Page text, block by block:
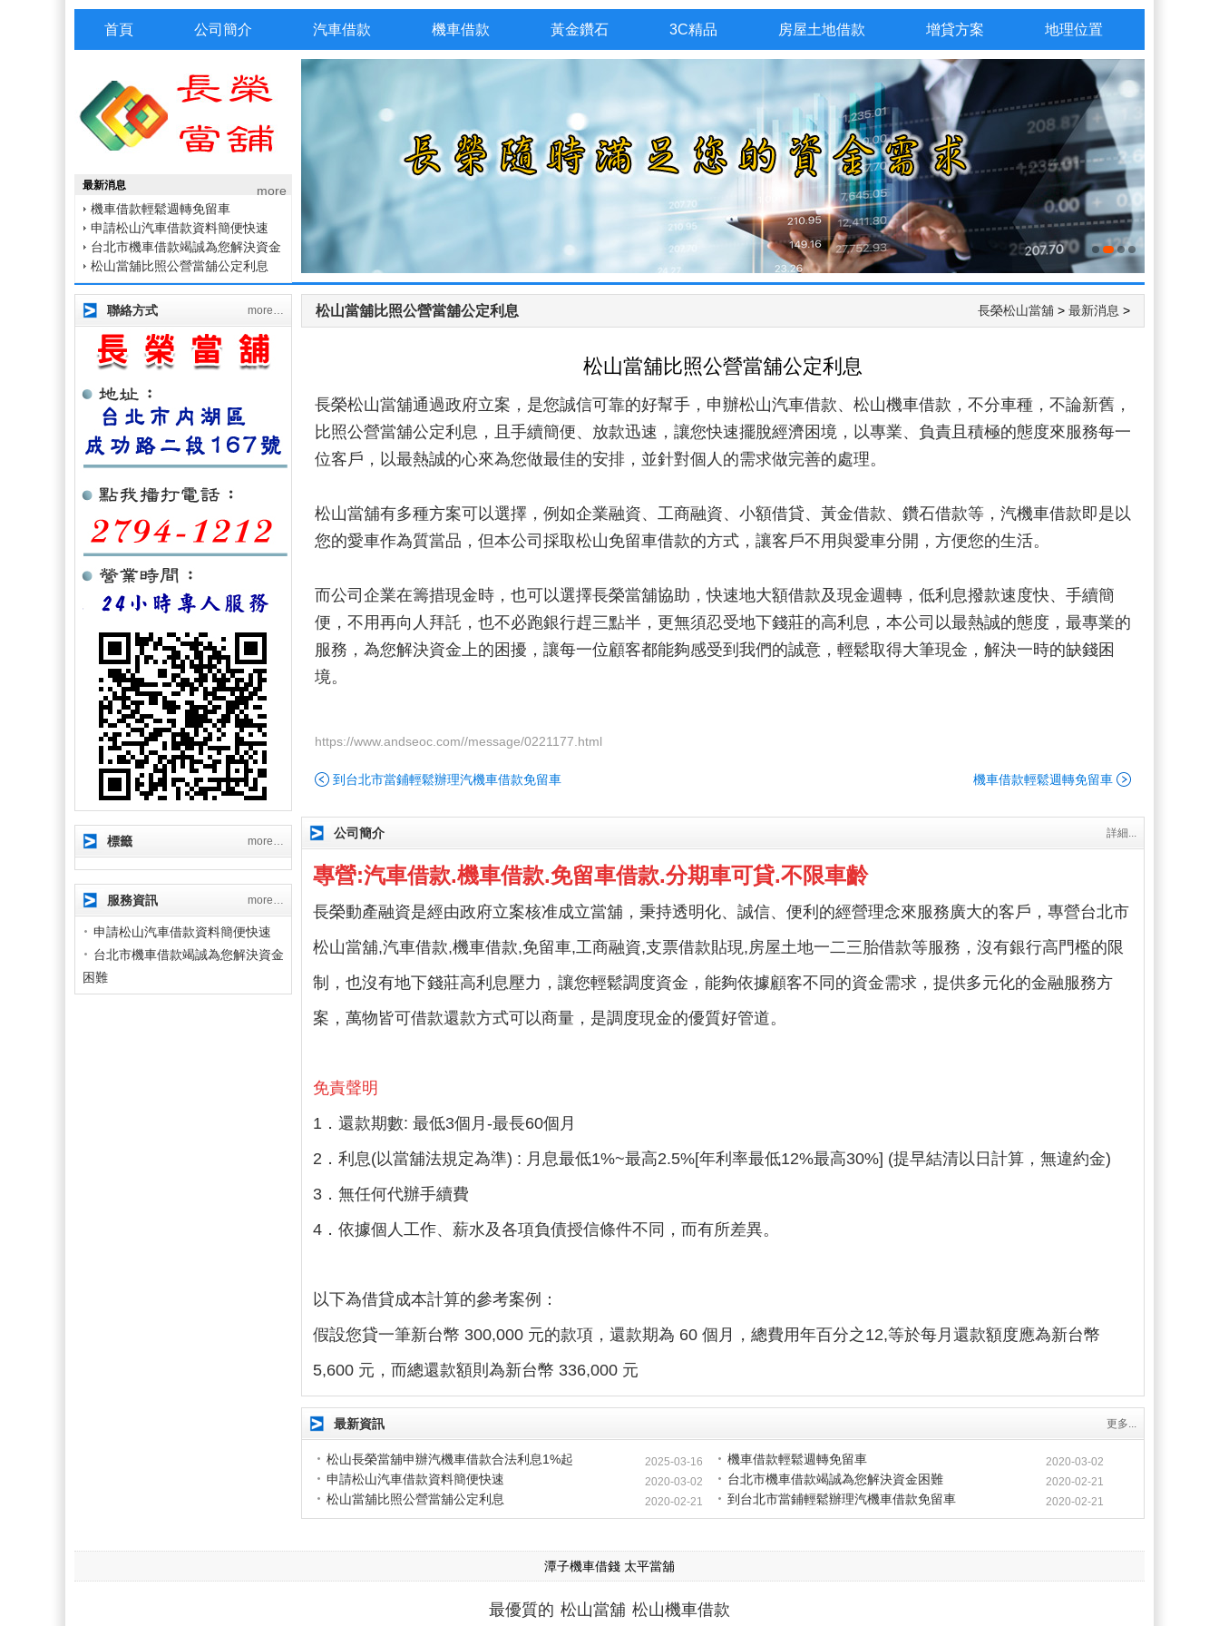
首頁 公司簡介 汽車借款 機車借款 黃金鑽石 3C精品 房屋土地借款 增貸方案 地理位置
最新消息 more
利息1%起
機車借款輕鬆週轉免留車
申請松山汽車借款資料簡便快速
台北市機車借款竭誠為您解決資金
困難
松山當舖比照公營當舖公定利息
到台北市當鋪輕鬆辦理汽機車借款
免留車
松山長榮當舖申辦汽機車借款合法
利息1%起
機車借款輕鬆週轉免留車
申請松山汽車借款資料簡便快速
台北市機車借款竭誠為您解決資金
困難
松山當舖比照公營當舖公定利息
免留車
松山當舖比照公營當舖公定利息 長榮松山當舖 > 最新消息 >
松山當舖比照公營當舖公定利息
長榮松山當舖通過政府立案，是您誠信可靠的好幫手，申辦松山汽車借款、松山機車借款，不分車種，不論新舊，
比照公營當舖公定利息，且手續簡便、放款迅速，讓您快速擺脫經濟困境，以專業、負責且積極的態度來服務每一
位客戶，以最熱誠的心來為您做最佳的安排，並針對個人的需求做完善的處理。
松山當舖有多種方案可以選擇，例如企業融資、工商融資、小額借貸、黃金借款、鑽石借款等，汽機車借款即是以
您的愛車作為質當品，但本公司採取松山免留車借款的方式，讓客戶不用與愛車分開，方便您的生活。
而公司企業在籌措現金時，也可以選擇長榮當舖協助，快速地大額借款及現金週轉，低利息撥款速度快、手續簡
便，不用再向人拜託，也不必跑銀行趕三點半，更無須忍受地下錢莊的高利息，本公司以最熱誠的態度，最專業的
服務，為您解決資金上的困擾，讓每一位顧客都能夠感受到我們的誠意，輕鬆取得大筆現金，解決一時的缺錢困
境。
https://www.andseoc.com//message/0221177.html
到台北市當鋪輕鬆辦理汽機車借款免留車 機車借款輕鬆週轉免留車
公司簡介 詳細...
專營:汽車借款.機車借款.免留車借款.分期車可貸.不限車齡
長榮動產融資是經由政府立案核准成立當舖，秉持透明化、誠信、便利的經營理念來服務廣大的客戶，專營台北市
松山當舖,汽車借款,機車借款,免留車,工商融資,支票借款貼現,房屋土地一二三胎借款等服務，沒有銀行高門檻的限
制，也沒有地下錢莊高利息壓力，讓您輕鬆調度資金，能夠依據顧客不同的資金需求，提供多元化的金融服務方
案，萬物皆可借款還款方式可以商量，是調度現金的優質好管道。
免責聲明
1．還款期數: 最低3個月-最長60個月
2．利息(以當舖法規定為準) : 月息最低1%~最高2.5%[年利率最低12%最高30%] (提早結清以日計算，無違約金)
3．無任何代辦手續費
4．依據個人工作、薪水及各項負債授信條件不同，而有所差異。
以下為借貸成本計算的參考案例：
假設您貸一筆新台幣 300,000 元的款項，還款期為 60 個月，總費用年百分之12,等於每月還款額度應為新台幣
5,600 元，而總還款額則為新台幣 336,000 元
最新資訊 更多...
松山長榮當舖申辦汽機車借款合法利息1%起 2025-03-16 機車借款輕鬆週轉免留車 2020-03-02
申請松山汽車借款資料簡便快速 2020-03-02 台北市機車借款竭誠為您解決資金困難 2020-02-21
松山當舖比照公營當舖公定利息 2020-02-21 到台北市當鋪輕鬆辦理汽機車借款免留車 2020-02-21
聯絡方式 more…
標籤 more…
服務資訊 more…
申請松山汽車借款資料簡便快速
台北市機車借款竭誠為您解決資金
困難
潭子機車借錢 太平當舖
最優質的 松山當舖 松山機車借款